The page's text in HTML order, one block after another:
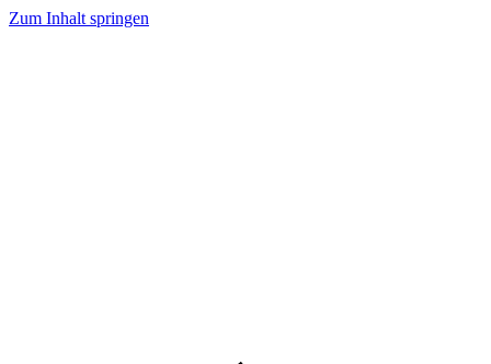
Zum Inhalt springen